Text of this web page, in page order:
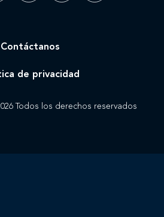
Todos los derechos reservados
Contáctanos
de privacidad